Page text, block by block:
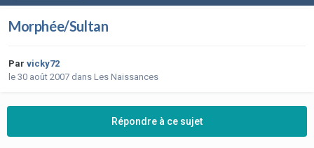
Morphée/Sultan
Par vicky72
le 30 août 2007 dans Les Naissances
Répondre à ce sujet